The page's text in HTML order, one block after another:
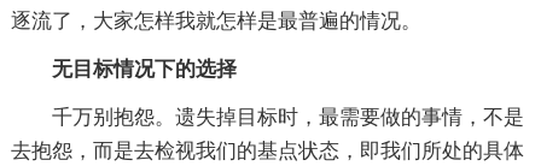
逐流了，大家怎样我就怎样是最普遍的情况。
无目标情况下的选择
千万别抱怨。遗失掉目标时，最需要做的事情，不是
去抱怨，而是去检视我们的基点状态，即我们所处的具体